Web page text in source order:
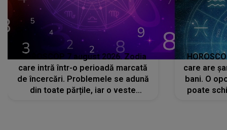
HOROSCOP 7 august 2026. Zodia
care intră într-o perioadă marcată
de încercări. Problemele se adună
din toate părțile, iar o veste
care are
bani. O
poate